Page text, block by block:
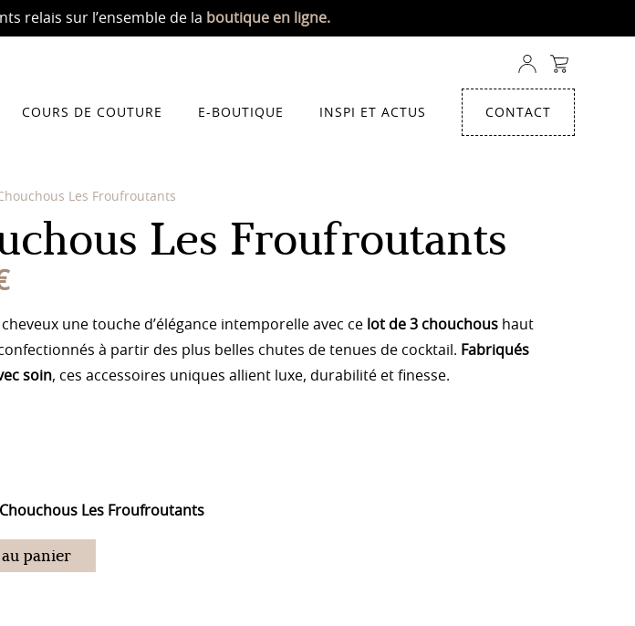
relais sur l’ensemble de la boutique en ligne.
COURS DE COUTURE E-BOUTIQUE INSPI ET ACTUS CONTACT
Les Froufroutants
Les Froufroutants
une touche d’élégance intemporelle avec ce lot de 3 chouchous haut
à partir des plus belles chutes de tenues de cocktail. Fabriqués
soin, ces accessoires uniques allient luxe, durabilité et finesse.
Les Froufroutants
panier